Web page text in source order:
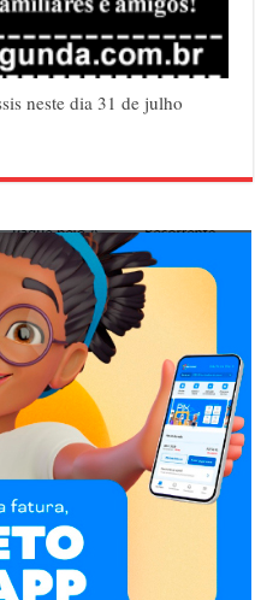
neste dia 31 de julho